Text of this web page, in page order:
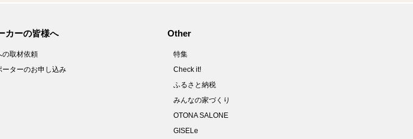
カーの皆様へ
の取材依頼
ーターのお申し込み
Other
特集
Check it!
ふるさと納税
みんなの家づくり
OTONA SALONE
GISELe